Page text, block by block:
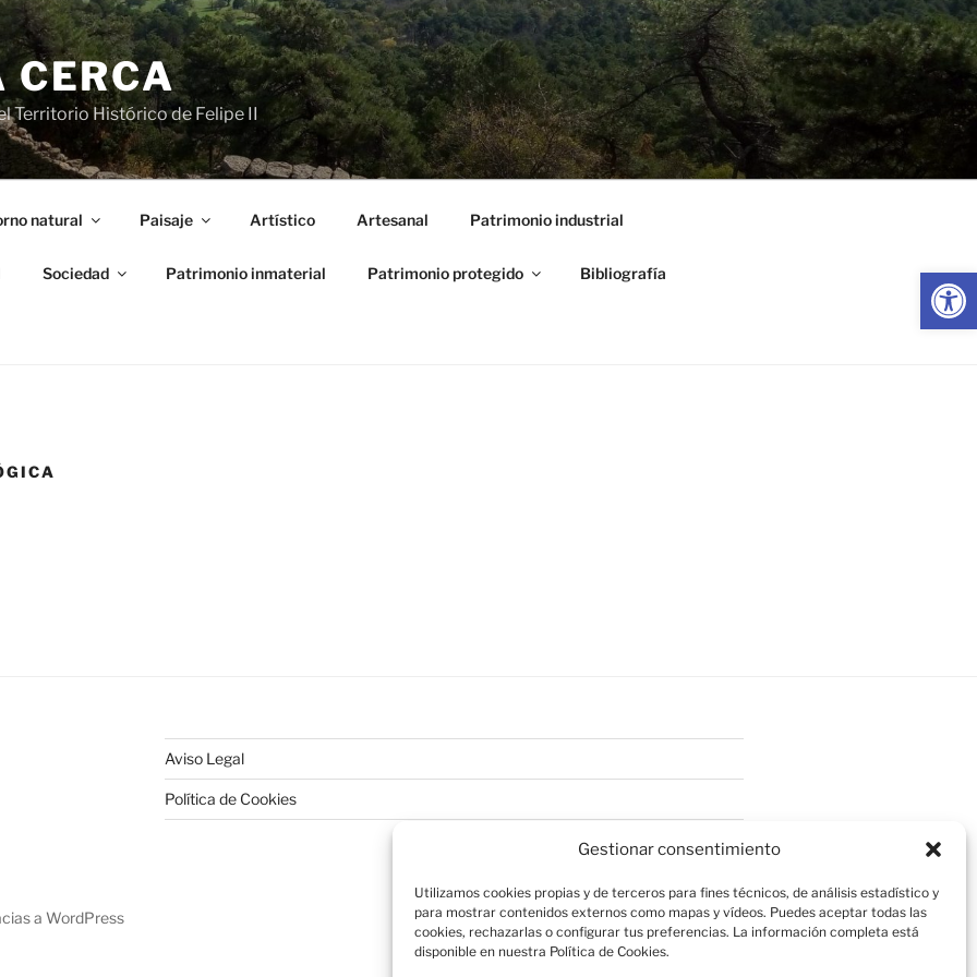
Abrir
Gestionar consentimiento
Utilizamos cookies propias y de terceros para fines técnicos, de análisis estadístico y
para mostrar contenidos externos como mapas y vídeos. Puedes aceptar todas las
cookies, rechazarlas o configurar tus preferencias. La información completa está
disponible en nuestra Política de Cookies.
CERCA
Territorio Histórico de Felipe II
natural Paisaje Artístico Artesanal Patrimonio industrial
Sociedad Patrimonio inmaterial Patrimonio protegido Bibliografía
Aviso Legal
Política de Cookies
a WordPress